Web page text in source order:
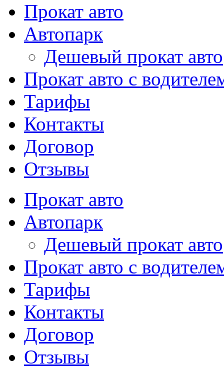
Прокат авто
Автопарк
Дешевый прокат авто
Прокат авто с
Тарифы
Контакты
Договор
Отзывы
Прокат авто
Автопарк
Дешевый прокат авто
Прокат авто с
Тарифы
Контакты
Договор
Отзывы